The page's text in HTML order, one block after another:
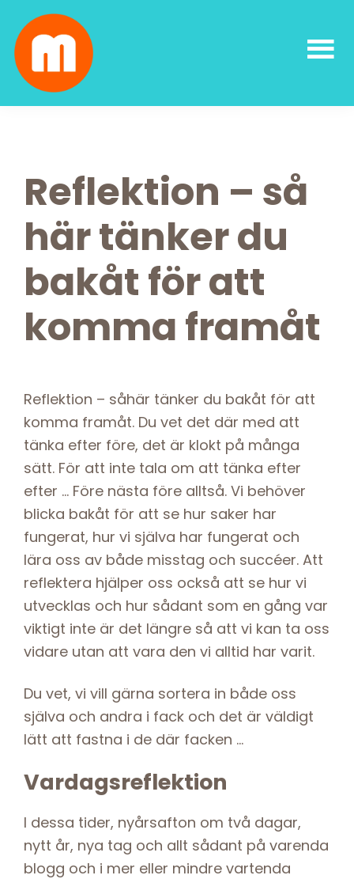
primary
navigation
main
content
primary
sidebar
footer
Malin
författarskap
Reflektion – så
här tänker du
bakåt för att
komma framåt
Reflektion – såhär tänker du bakåt för att
komma framåt. Du vet det där med att
tänka efter före, det är klokt på många
sätt. För att inte tala om att tänka efter
efter … Före nästa före alltså. Vi behöver
blicka bakåt för att se hur saker har
fungerat, hur vi själva har fungerat och
lära oss av både misstag och succéer. Att
reflektera hjälper oss också att se hur vi
utvecklas och hur sådant som en gång var
viktigt inte är det längre så att vi kan ta oss
vidare utan att vara den vi alltid har varit.
Du vet, vi vill gärna sortera in både oss
själva och andra i fack och det är väldigt
lätt att fastna i de där facken …
Vardagsreflektion
I dessa tider, nyårsafton om två dagar,
nytt år, nya tag och allt sådant på varenda
blogg och i mer eller mindre vartenda